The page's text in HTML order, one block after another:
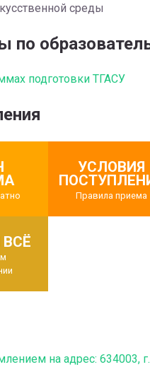
среды
подготовки ТГАСУ
УСЛОВИЯ
Правила приема
на адрес: 634003,